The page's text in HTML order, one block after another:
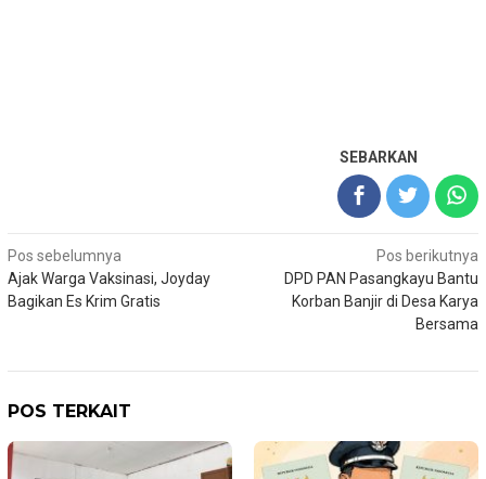
SEBARKAN
Navigasi
pos
Pos sebelumnya
Ajak Warga Vaksinasi, Joyday
Bagikan Es Krim Gratis
Pos berikutnya
DPD PAN Pasangkayu Bantu
Korban Banjir di Desa Karya
Bersama
POS TERKAIT